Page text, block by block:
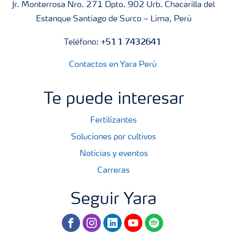
Jr. Monterrosa Nro. 271 Dpto. 902 Urb. Chacarilla del
Estanque Santiago de Surco – Lima, Perú
Teléfono:+51 1 7432641
Contactos en Yara Perú
Te puede interesar
Fertilizantes
Soluciones por cultivos
Noticias y eventos
Carreras
Seguir Yara
facebookinstagram
linkedinyoutubespotify